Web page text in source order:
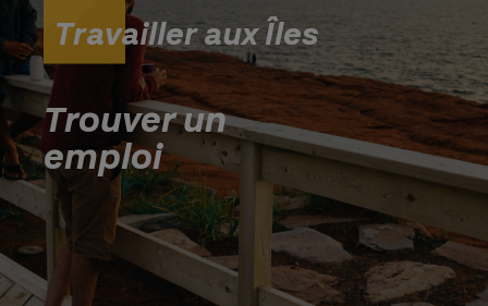
Travailler aux Îles
Trouver un
emploi